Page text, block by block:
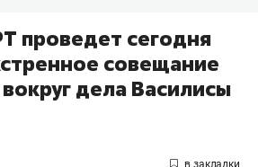
проведет сегодня
совещание
дела Василисы